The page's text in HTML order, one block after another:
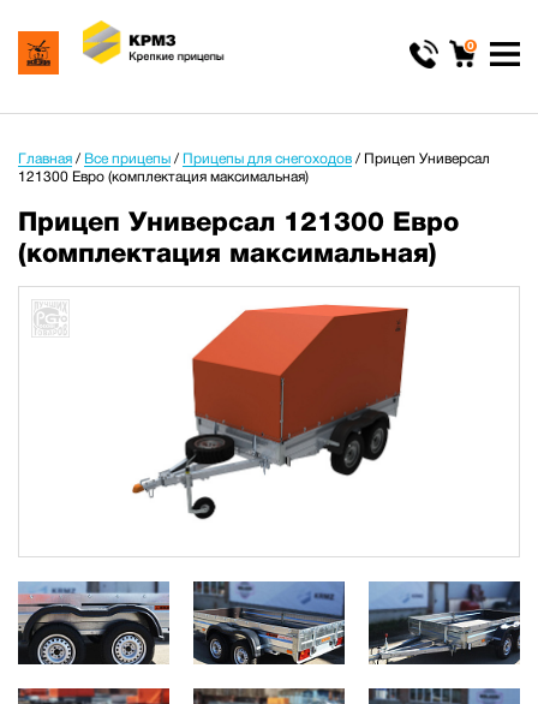
0
Главная / Все прицепы / Прицепы для снегоходов / Прицеп Универсал
121300 Евро (комплектация максимальная)
Прицеп Универсал 121300 Евро
(комплектация максимальная)